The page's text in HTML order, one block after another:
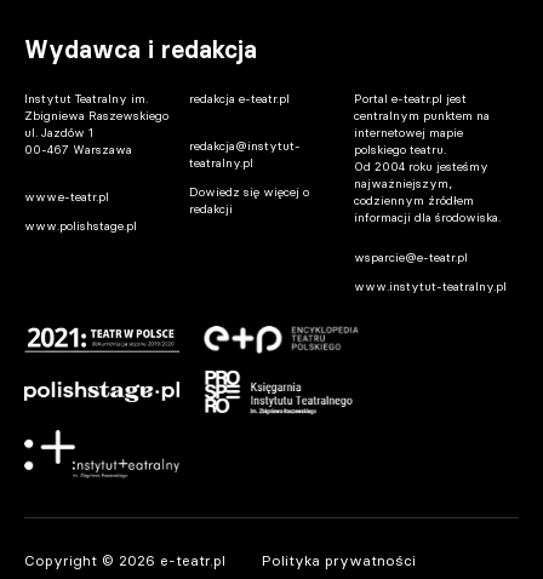
Wydawca i redakcja
Instytut Teatralny im.
Zbigniewa Raszewskiego
ul. Jazdów 1
00-467 Warszawa
www.e-teatr.pl
www.polishstage.pl
redakcja e-teatr.pl
redakcja@instytut-
teatralny.pl
Dowiedz się więcej o
redakcji
Portal e-teatr.pl jest
centralnym punktem na
internetowej mapie
polskiego teatru.
Od 2004 roku jesteśmy
najważniejszym,
codziennym źródłem
informacji dla środowiska.
wsparcie@e-teatr.pl
www.instytut-teatralny.pl
Copyright © 2026 e-teatr.pl Polityka prywatności